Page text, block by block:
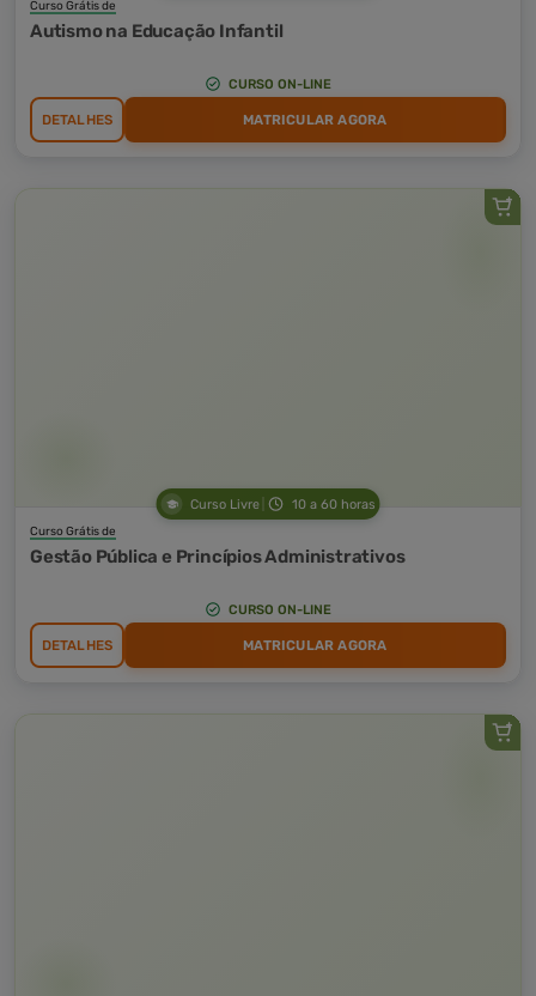
Curso Grátis de
Autismo na Educação Infantil
CURSO ON-LINE
DETALHES MATRICULAR AGORA
Curso Livre 10 a 60 horas
Curso Grátis de
Gestão Pública e Princípios Administrativos
CURSO ON-LINE
DETALHES MATRICULAR AGORA